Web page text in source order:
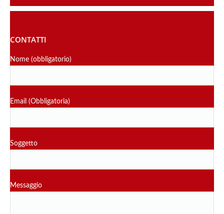
CONTATTI
Nome (obbligatorio)
Email (Obbligatoria)
Soggetto
Messaggio